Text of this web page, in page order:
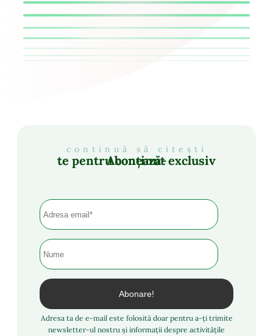
continuă să citești
Abonează-te pentru conținut exclusiv
Adresa ta de e-mail este folosită doar pentru a-ți trimite
newsletter-ul nostru și informații despre activitățile